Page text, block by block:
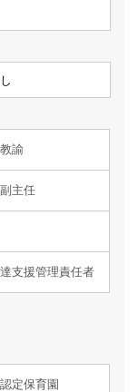
諭
主任
支援管理責任者
定保育園